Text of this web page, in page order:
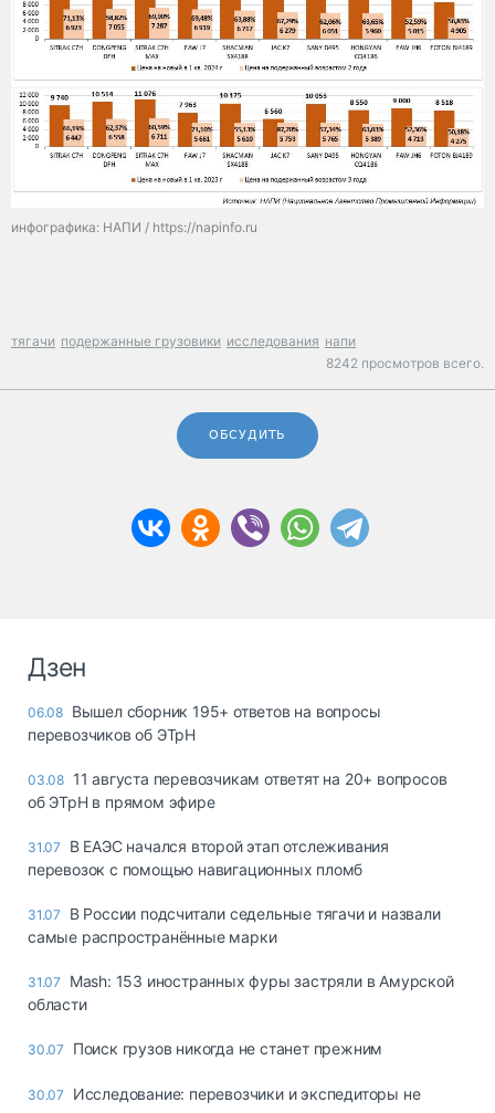
инфографика: НАПИ / https://napinfo.ru
тягачи подержанные грузовики исследования напи
8242 просмотров всего.
ОБСУДИТЬ
Дзен
06.08 Вышел сборник 195+ ответов на вопросы
перевозчиков об ЭТрН
03.08 11 августа перевозчикам ответят на 20+ вопросов
об ЭТрН в прямом эфире
31.07
В ЕАЭС начался второй этап отслеживания
перевозок с помощью навигационных пломб
31.07
В России подсчитали седельные тягачи и назвали
самые распространённые марки
31.07
Mash: 153 иностранных фуры застряли в Амурской
области
30.07 Поиск грузов никогда не станет прежним
30.07
Исследование: перевозчики и экспедиторы не